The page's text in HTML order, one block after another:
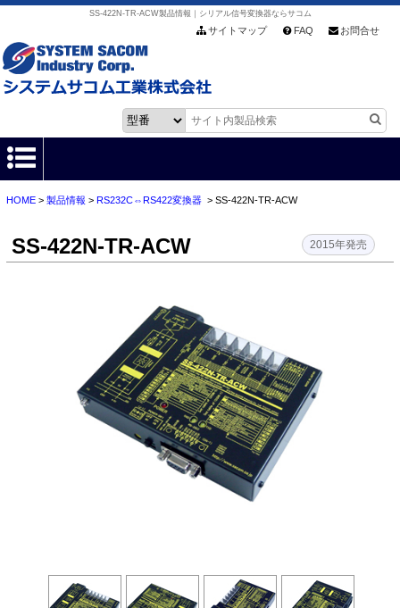
SS-422N-TR-ACW製品情報｜シリアル信号変換器ならサコム
サイトマップ FAQ お問合せ
HOME
製品情報
お客様サポート
会社情報
お問い合わせ
HOME> 製品情報 > RS232C⇔RS422変換器> SS-422N-TR-ACW
SS-422N-TR-ACW 2015年発売